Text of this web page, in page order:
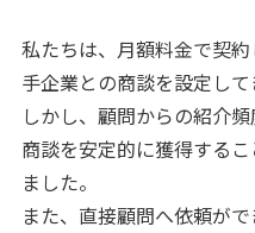
私たちは、月額料金で契
手企業との商談を設定して
しかし、顧問からの紹介
商談を安定的に獲得する
ました。
また、直接顧問へ依頼が